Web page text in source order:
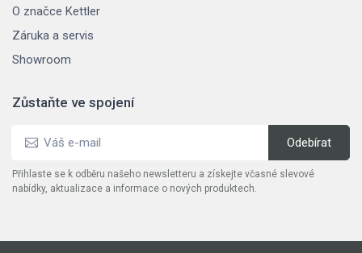
O značce Kettler
Záruka a servis
Showroom
Zůstaňte ve spojení
Přihlaste se k odběru našeho newsletteru a získejte včasné slevové
nabídky, aktualizace a informace o nových produktech.